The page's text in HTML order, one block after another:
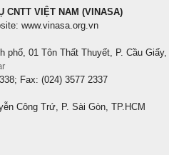
CNTT VIỆT NAM (VINASA)
www.vinasa.org.vn
phố, 01 Tôn Thất Thuyết, P. Cầu Giấy,
Fax: (024) 3577 2337
Công Trứ, P. Sài Gòn, TP.HCM